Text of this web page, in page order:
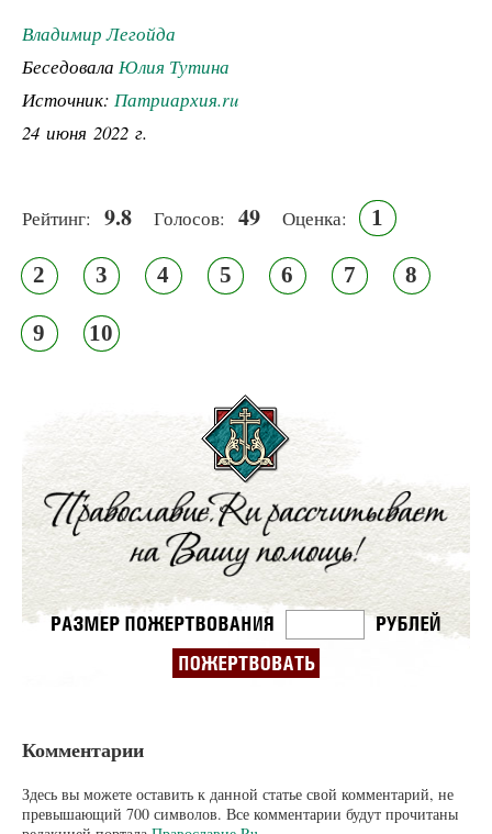
Владимир Легойда
Беседовала Юлия Тутина
Источник: Патриархия.ru
24 июня 2022 г.
Рейтинг: 9.8 Голосов: 49 Оценка: 1
2 3 4 5 6 7 8
9 10
Комментарии
Здесь вы можете оставить к данной статье свой комментарий, не
превышающий 700 символов. Все комментарии будут прочитаны